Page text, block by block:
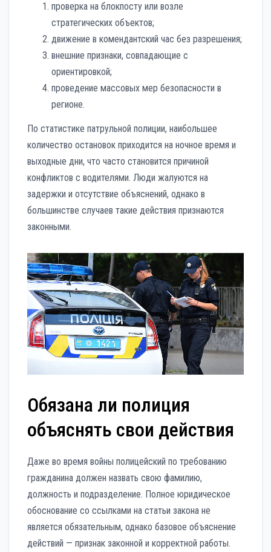
проверка на блокпосту или возле
стратегических объектов;
движение в комендантский час без разрешения;
внешние признаки, совпадающие с
ориентировкой;
проведение массовых мер безопасности в
регионе.
По статистике патрульной полиции, наибольшее
количество остановок приходится на ночное время и
выходные дни, что часто становится причиной
конфликтов с водителями. Люди жалуются на
задержки и отсутствие объяснений, однако в
большинстве случаев такие действия признаются
законными.
Обязана ли полиция
объяснять свои действия
Даже во время войны полицейский по требованию
гражданина должен назвать свою фамилию,
должность и подразделение. Полное юридическое
обоснование со ссылками на статьи закона не
является обязательным, однако базовое объяснение
действий — признак законной и корректной работы.